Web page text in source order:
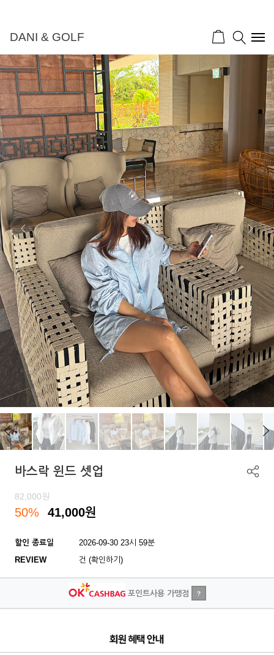
DANI & GOLF
바스락 윈드 셋업
82,000원
50% 41,000원
할인 종료일
2026-09-30 23시 59분
REVIEW
건 (확인하기)
포인트사용 가맹점 ?